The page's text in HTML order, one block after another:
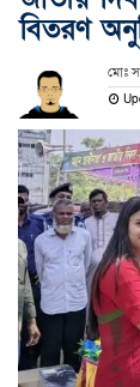
বিতরণ
মোঃ